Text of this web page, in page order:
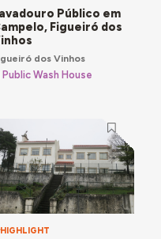
Público em
Figueiró dos
dos Vinhos
Public Wash House
HIGHLIGHT